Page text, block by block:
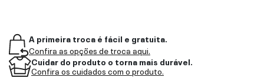
A primeira troca é fácil e gratuita.
Confira as opções de troca aqui.
Cuidar do produto o torna mais durável.
Confira os cuidados com o produto.